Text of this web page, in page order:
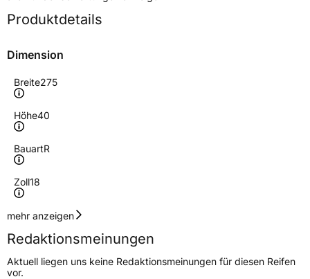
Produktdetails
Dimension
Breite275
Höhe40
BauartR
Zoll18
Geschwindigkeitsindex
Höchstgeschwindigkeit
270 km/h
Lastindex103
mehr anzeigen
Redaktionsmeinungen
Aktuell liegen uns keine Redaktionsmeinungen für diesen Reifen
vor.